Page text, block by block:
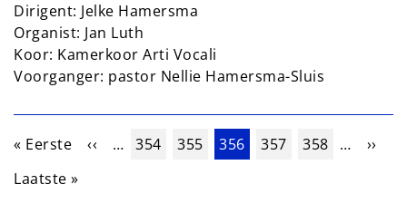
Dirigent: Jelke Hamersma
Organist: Jan Luth
Koor: Kamerkoor Arti Vocali
Voorganger: pastor Nellie Hamersma-Sluis
Paginering
Eerste pagina
« Eerste Vorige pagina
‹‹ … Pagina
354 Pagina
355 Huidige pagina
356 Pagina
357 Pagina
358 …
››
Laatste pagina
Laatste »